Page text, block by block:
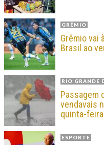
GRÊMIO
Grêmio vai
Brasil ao
RIO GRANDE
Passagem
vendavais
quinta-feira
ESPORTE